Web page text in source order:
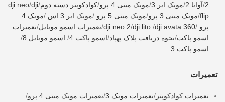
2
/آواتا 2 /مویک ایر 3 /مویک مینی 4 پرو /کوادکوپتر دسته دوم/
dji neo/dji
flip
/مویک مینی 3 پرو /مویک مینی 5 پرو /مویک ایر 3 اس /
مویک 4
پرو /
dji neo 2/dji lito /dji avata 360
/تعمیرات اسمو موبایل/تعمیرات
اسمو پاکت/نحوه دریافت پلاک پهپاد/اسمو پاکت 4 / اسمو موبایل 8
/
اسمو پاکت 3
تعمیرات
تعمیرات کوادکوپتر /تعمیرات مویک 3 /تعمیرات مویک مینی 4 پرو
/